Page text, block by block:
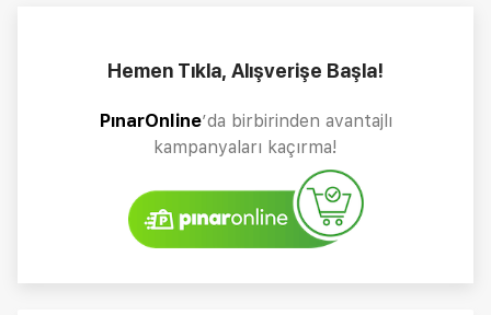
Hemen Tıkla, Alışverişe Başla!
PınarOnline’da birbirinden avantajlı
kampanyaları kaçırma!